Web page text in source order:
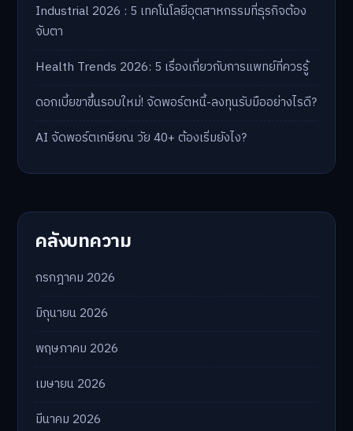
Industrial 2026 : 5 เทคโนโลยีอุตสาหกรรมที่ธุรกิจต้อง
จับตา
Health Trends 2026: 5 เรื่องเกี่ยวกับการแพทย์ที่ควรรู้
ดอกเบี้ยขาขึ้นรอบใหม่! จัดพอร์ตหนี้-ลงทุนรับมืออย่างไรดี?
AI จัดพอร์ตเกษียณ วัย 40+ ต้องเริ่มยังไง?
คลังบทความ
กรกฎาคม 2026
มิถุนายน 2026
พฤษภาคม 2026
เมษายน 2026
มีนาคม 2026